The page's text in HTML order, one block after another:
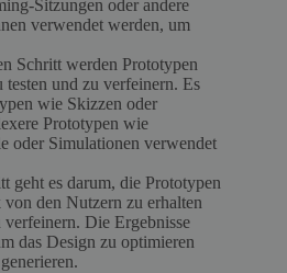
Sitzungen oder andere
verwendet werden, um
Schritt werden Prototypen
testen und zu verfeinern. Es
wie Skizzen oder
Prototypen wie
oder Simulationen verwendet
geht es darum, die Prototypen
von den Nutzern zu erhalten
Die Ergebnisse
das Design zu optimieren